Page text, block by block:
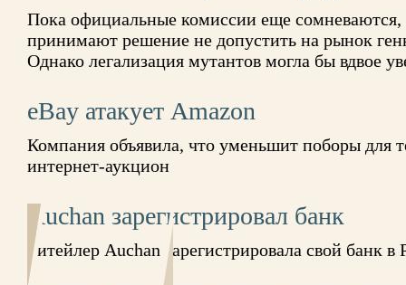
Пока официальные комиссии еще сомневаются,
принимают решение не допустить на рынок
Однако легализация мутантов могла бы вдвое
eBay атакует Amazon
Компания объявила, что уменьшит поборы для
интернет-аукцион
Auchan зарегистрировал банк
Ритейлер Auchan зарегистрировала свой банк в